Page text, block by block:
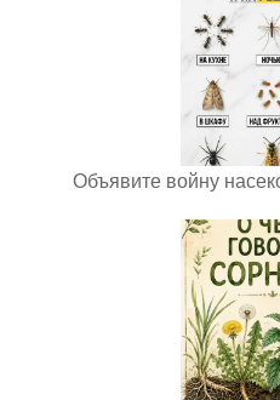
Объявите войну